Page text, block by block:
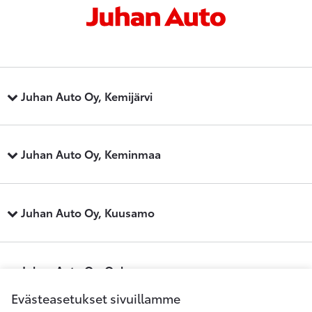
Juhan Auto Oy, Kemijärvi
Juhan Auto Oy, Keminmaa
Juhan Auto Oy, Kuusamo
Juhan Auto Oy, Oulu
Evästeasetukset sivuillamme